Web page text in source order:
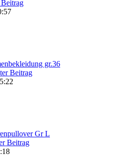
gr.36
Beitrag
Gr L
Beitrag